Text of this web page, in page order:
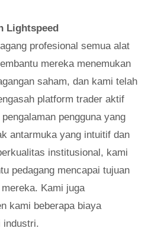
Lightspeed
profesional semua alat
mereka menemukan
saham, dan kami telah
platform trader aktif
pengguna yang
antarmuka yang intuitif dan
institusional, kami
pedagang mencapai tujuan
Kami juga
kami beberapa biaya
industri.